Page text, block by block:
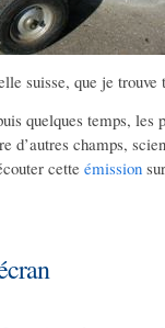
suisse, que je
quelques temps, les
d’autres champs,
cette émission